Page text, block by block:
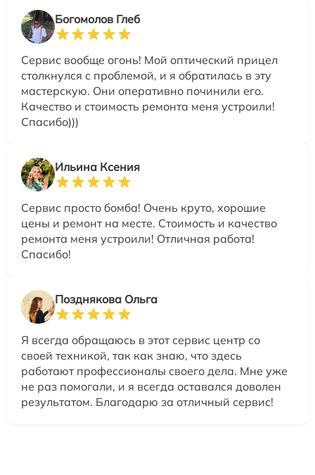
Богомолов Глеб
Сервис вообще огонь! Мой оптический прицел
столкнулся с проблемой, и я обратилась в эту
мастерскую. Они оперативно починили его.
Качество и стоимость ремонта меня устроили!
Спасибо)))
Ильина Ксения
Сервис просто бомба! Очень круто, хорошие
цены и ремонт на месте. Стоимость и качество
ремонта меня устроили! Отличная работа!
Спасибо!
Позднякова Ольга
Я всегда обращаюсь в этот сервис центр со
своей техникой, так как знаю, что здесь
работают профессионалы своего дела. Мне уже
не раз помогали, и я всегда оставался доволен
результатом. Благодарю за отличный сервис!